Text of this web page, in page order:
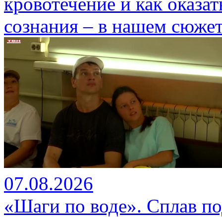
сознания – в нашем
07.08.2026
«Шаги по воде». Сплав